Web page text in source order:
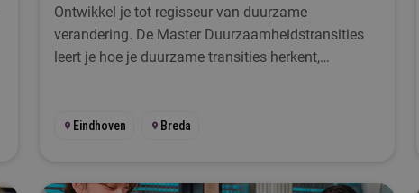
Ik wil iets met...
Selecteer
Ontwikkel je tot regisseur van duurzame
verandering. De Master Duurzaamheidstransities
leert je hoe je duurzame transities herkent,
Eindhoven Breda